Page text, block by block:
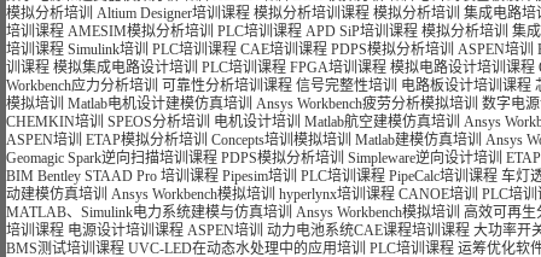
模拟分析培训 Altium Designer培训课程 模拟分析培训课程 模拟分析培训 集成电路培
培训课程 AMESIM模拟分析培训 PLC培训课程 APD SiP培训课程 模拟分析培训 集
培训课程 Simulink培训 PLC培训课程 CAE培训课程 PDPS模拟分析培训 ASPEN培训
训课程 模拟集成电路设计培训 PLC培训课程 FPGA培训课程 模拟电路设计培训课程
Workbench应力分析培训 可靠性分析培训课程 信号完整性培训 电路板设计培训课程
模拟培训 Matlab电机设计建模仿真培训 Ansys Workbench疲劳分析模拟培训 数字电
CHEMKIN培训 SPEOS分析培训 电机设计培训 Matlab航空建模仿真培训 Ansys
ASPEN培训 ETAP模拟分析培训 Concepts培训模拟培训 Matlab建模仿真培训 Ansys
Geomagic Spark逆向扫描培训课程 PDPS模拟分析培训 Simpleware逆向设计培训
BIM Bentley STAAD Pro 培训课程 Pipesim培训 PLC培训课程 PipeCalc培训课程 车灯
动建模仿真培训 Ansys Workbench模拟培训 hyperlynx培训课程 CANOE培训 PLC培训
MATLAB、Simulink电力系统建模与仿真培训 Ansys Workbench模拟培训 高效可再生
培训课程 电源设计培训课程 ASPEN培训 动力电池系统CAE课程培训课程 大功率开
BMS测试培训课程 UVC-LED在动态水处理中的应用培训 PLC培训课程 运筹优化软